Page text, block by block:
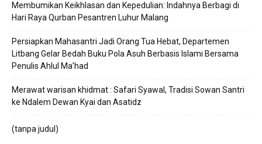
Membumikan Keikhlasan dan Kepedulian: Indahnya Berbagi di
Hari Raya Qurban Pesantren Luhur Malang
Persiapkan Mahasantri Jadi Orang Tua Hebat, Departemen
Litbang Gelar Bedah Buku Pola Asuh Berbasis Islami Bersama
Penulis Ahlul Ma’had
Merawat warisan khidmat : Safari Syawal, Tradisi Sowan Santri
ke Ndalem Dewan Kyai dan Asatidz
(tanpa judul)